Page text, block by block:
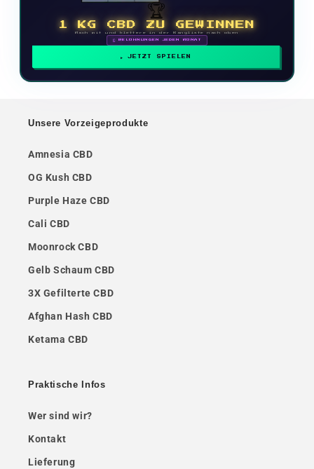
🏆
1 KG CBD ZU GEWINNEN
Mach mit und klettere in der Rangliste nach oben
🗓 BELOHNUNGEN JEDEN MONAT
JETZT SPIELEN
Unsere Vorzeigeprodukte
Amnesia CBD
OG Kush CBD
Purple Haze CBD
Cali CBD
Moonrock CBD
Gelb Schaum CBD
3X Gefilterte CBD
Afghan Hash CBD
Ketama CBD
Praktische Infos
Wer sind wir?
Kontakt
Lieferung